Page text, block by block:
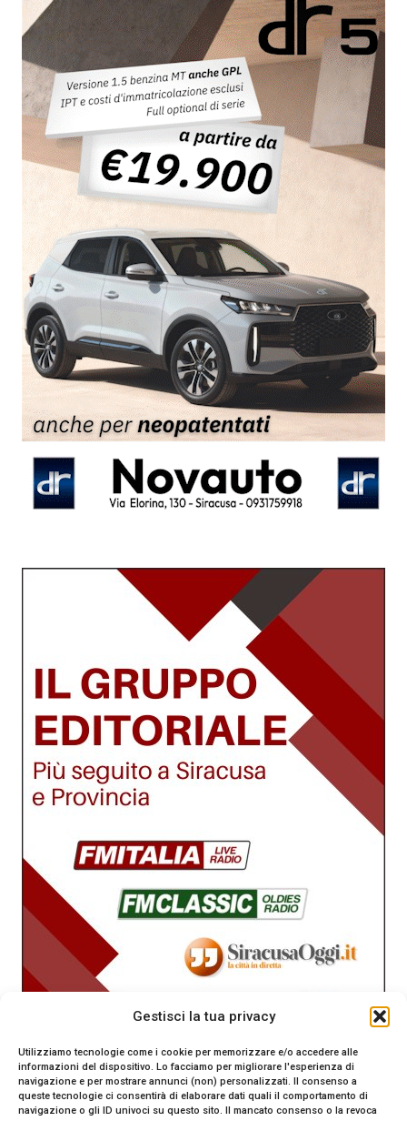
Gestisci la tua privacy
Utilizziamo tecnologie come i cookie per memorizzare e/o accedere alle
informazioni del dispositivo. Lo facciamo per migliorare l'esperienza di
navigazione e per mostrare annunci (non) personalizzati. Il consenso a
queste tecnologie ci consentirà di elaborare dati quali il comportamento di
navigazione o gli ID univoci su questo sito. Il mancato consenso o la revoca